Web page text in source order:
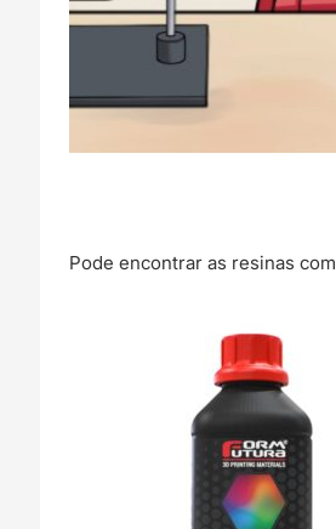
Pode encontrar as resinas